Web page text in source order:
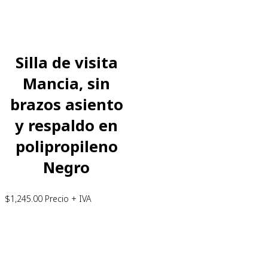
Silla de visita
Mancia, sin
brazos asiento
y respaldo en
polipropileno
Negro
$1,245.00 Precio + IVA